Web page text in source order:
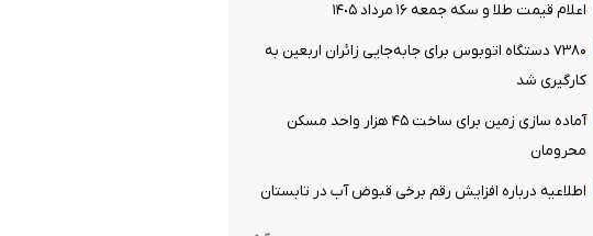
اعلام قیمت طلا و سکه جمعه ١۶ مرداد ١۴٠۵
۷۳۸۰ دستگاه اتوبوس برای جابه‌جایی زائران اربعین به‌
کارگیری شد
آماده سازی زمین برای ساخت ۴۵ هزار واحد مسکن
محرومان
اطلاعیه درباره افزایش رقم برخی قبوض آب در تابستان